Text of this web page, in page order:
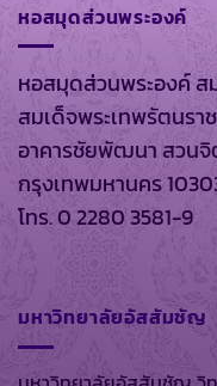
หอสมุดส่วนพระองค์
หอสมุดส่วนพระองค์ ส
สมเด็จพระเทพรัตนรา
อาคารชัยพัฒนา สวนจิ
กรุงเทพมหานคร
โทร. 0 2280 3581-9
มหาวิทยาลัยอัสสัมชัญ